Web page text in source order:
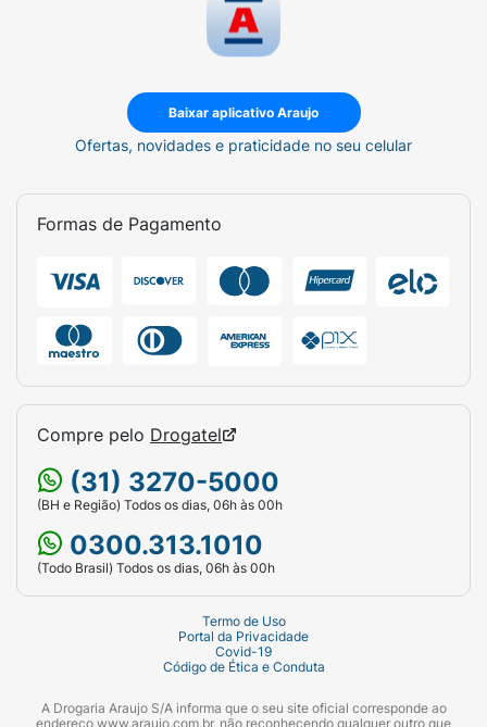
Baixar aplicativo Araujo
Ofertas, novidades e praticidade no seu celular
Formas de Pagamento
Compre pelo Drogatel
(31) 3270-5000
(BH e Região) Todos os dias, 06h às 00h
0300.313.1010
(Todo Brasil) Todos os dias, 06h às 00h
Termo de Uso
Portal da Privacidade
Covid-19
Código de Ética e Conduta
A Drogaria Araujo S/A informa que o seu site oficial corresponde ao
endereço www.araujo.com.br, não reconhecendo qualquer outro que